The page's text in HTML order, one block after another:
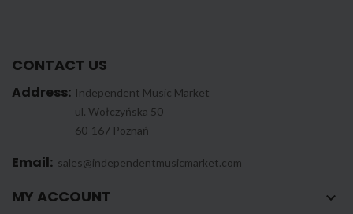
CONTACT US
Address: Independent Music Market
ul. Wołczyńska 50
60-167 Poznań
Email: sales@independentmusicmarket.com
MY ACCOUNT 